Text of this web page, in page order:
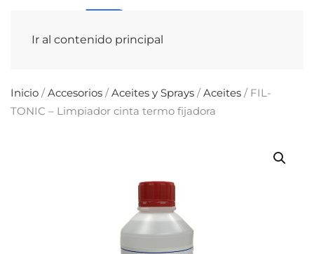
Ir al contenido principal
Inicio /Accesorios /Aceites y Sprays /Aceites / FIL-
TONIC – Limpiador cinta termo fijadora